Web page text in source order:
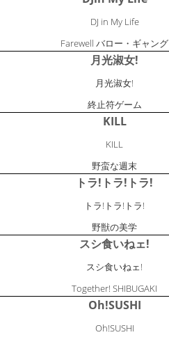
DJ in My Life
Farewell バロー・ギャング
月光淑女!
月光淑女!
終止符ゲーム
KILL
KILL
野蛮な週末
トラ!トラ!トラ!
トラ!トラ!トラ!
野獣の美学
スシ食いねェ!
スシ食いねェ!
Together! SHIBUGAKI
Oh!SUSHI
Oh!SUSHI